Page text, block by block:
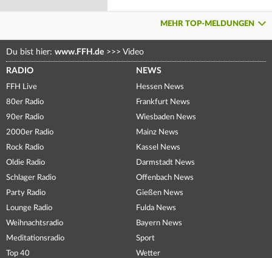
MEHR TOP-MELDUNGEN
Du bist hier: www.FFH.de >>> Video
RADIO
FFH Live
80er Radio
90er Radio
2000er Radio
Rock Radio
Oldie Radio
Schlager Radio
Party Radio
Lounge Radio
Weihnachtsradio
Meditationsradio
Top 40
NEWS
Hessen News
Frankfurt News
Wiesbaden News
Mainz News
Kassel News
Darmstadt News
Offenbach News
Gießen News
Fulda News
Bayern News
Sport
Wetter